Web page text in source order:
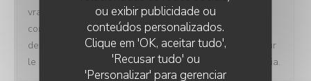
ou exibir publicidade ou
conteúdos personalizados.
Clique em 'OK, aceitar tudo',
'Recusar tudo' ou
'Personalizar' para gerenciar
vraiment délicieuse. Mes amis (des locaux qui ne
connaissaient pas le restaurant) ont fait une vraie
decouverte et ils reviendront. Une mention speciale pour
le service tres souriant (sincere) et serviable. Merci Sonia.